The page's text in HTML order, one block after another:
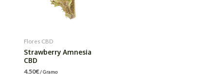
Flores CBD
Strawberry Amnesia
CBD
4.50€/ Gramo